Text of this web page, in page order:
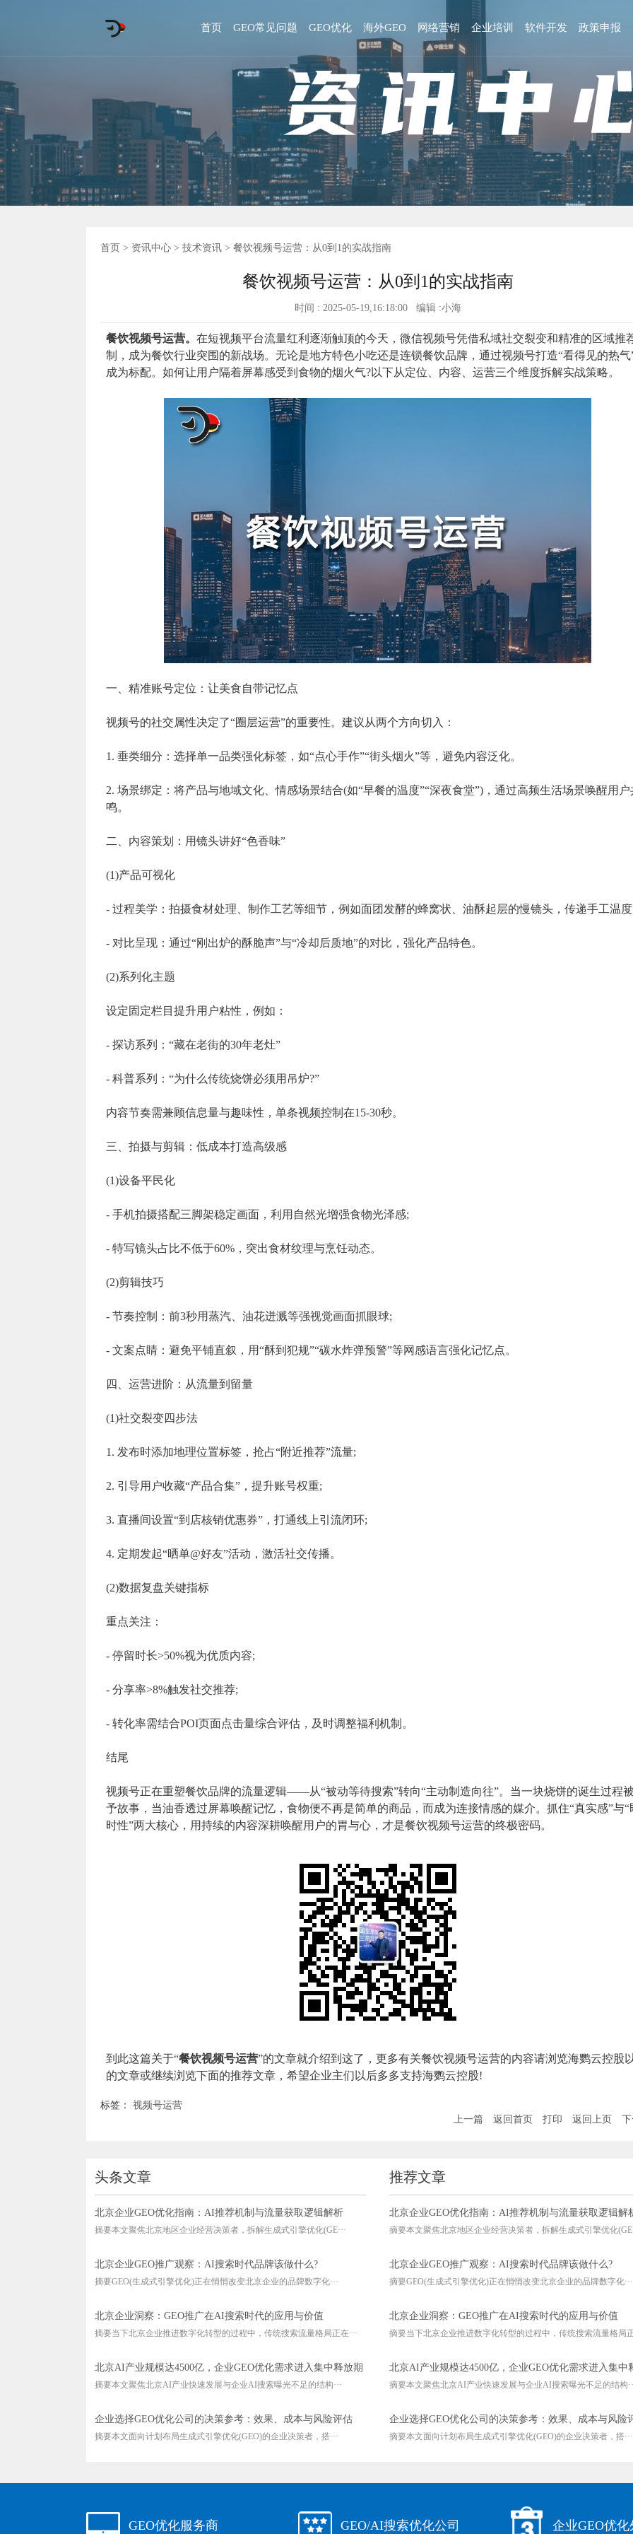
首页 GEO常见问题 GEO优化 海外GEO 网络营销 企业培训 软件开发 政策申报
首页 > 资讯中心 > 技术资讯 > 餐饮视频号运营：从0到1的实战指南
餐饮视频号运营：从0到1的实战指南
时间 : 2025-05-19,16:18:00 编辑 :小海
餐饮视频号运营。 在短视频平台流量红利逐渐触顶的今天，微信视频号凭借私域社交裂变和精准的区域推
制，成为餐饮行业突围的新战场。无论是地方特色小吃还是连锁餐饮品牌，通过视频号打造“看得见的热气
成为标配。如何让用户隔着屏幕感受到食物的烟火气?以下从定位、内容、运营三个维度拆解实战策略。
一、精准账号定位：让美食自带记忆点
视频号的社交属性决定了“圈层运营”的重要性。建议从两个方向切入：
1. 垂类细分：选择单一品类强化标签，如“点心手作”“街头烟火”等，避免内容泛化。
2. 场景绑定：将产品与地域文化、情感场景结合(如“早餐的温度”“深夜食堂”)，通过高频生活场景唤醒用户
鸣。
二、内容策划：用镜头讲好“色香味”
(1)产品可视化
- 过程美学：拍摄食材处理、制作工艺等细节，例如面团发酵的蜂窝状、油酥起层的慢镜头，传递手工温
- 对比呈现：通过“刚出炉的酥脆声”与“冷却后质地”的对比，强化产品特色。
(2)系列化主题
设定固定栏目提升用户粘性，例如：
- 探访系列：“藏在老街的30年老灶”
- 科普系列：“为什么传统烧饼必须用吊炉?”
内容节奏需兼顾信息量与趣味性，单条视频控制在15-30秒。
三、拍摄与剪辑：低成本打造高级感
(1)设备平民化
- 手机拍摄搭配三脚架稳定画面，利用自然光增强食物光泽感;
- 特写镜头占比不低于60%，突出食材纹理与烹饪动态。
(2)剪辑技巧
- 节奏控制：前3秒用蒸汽、油花迸溅等强视觉画面抓眼球;
- 文案点睛：避免平铺直叙，用“酥到犯规”“碳水炸弹预警”等网感语言强化记忆点。
四、运营进阶：从流量到留量
(1)社交裂变四步法
1. 发布时添加地理位置标签，抢占“附近推荐”流量;
2. 引导用户收藏“产品合集”，提升账号权重;
3. 直播间设置“到店核销优惠券”，打通线上引流闭环;
4. 定期发起“晒单@好友”活动，激活社交传播。
(2)数据复盘关键指标
重点关注：
- 停留时长>50%视为优质内容;
- 分享率>8%触发社交推荐;
- 转化率需结合POI页面点击量综合评估，及时调整福利机制。
结尾
视频号正在重塑餐饮品牌的流量逻辑——从“被动等待搜索”转向“主动制造向往”。当一块烧饼的诞生过程
予故事，当油香透过屏幕唤醒记忆，食物便不再是简单的商品，而成为连接情感的媒介。抓住“真实感”与“
时性”两大核心，用持续的内容深耕唤醒用户的胃与心，才是餐饮视频号运营的终极密码。
到此这篇关于“餐饮视频号运营”的文章就介绍到这了，更多有关餐饮视频号运营的内容请浏览海鹦云控股
的文章或继续浏览下面的推荐文章，希望企业主们以后多多支持海鹦云控股!
标签： 视频号运营
上一篇
返回首页 打印 返回上页
头条文章
北京企业GEO优化指南：AI推荐机制与流量获取逻辑解析
摘要本文聚焦北京地区企业经营决策者，拆解生成式引擎优化(GE···
北京企业GEO推广观察：AI搜索时代品牌该做什么?
摘要GEO(生成式引擎优化)正在悄悄改变北京企业的品牌数字化···
北京企业洞察：GEO推广在AI搜索时代的应用与价值
摘要当下北京企业推进数字化转型的过程中，传统搜索流量格局正在···
北京AI产业规模达4500亿，企业GEO优化需求进入集中释放期
摘要本文聚焦北京AI产业快速发展与企业AI搜索曝光不足的结构···
企业选择GEO优化公司的决策参考：效果、成本与风险评估
摘要本文面向计划布局生成式引擎优化(GEO)的企业决策者，搭···
推荐文章
北京企业GEO优化指南：AI推荐机制与流量获取逻辑解
摘要本文聚焦北京地区企业经营决策者，拆解生成式引擎优化
北京企业GEO推广观察：AI搜索时代品牌该做什么?
摘要GEO(生成式引擎优化)正在悄悄改变北京企业的品牌数字化···
北京企业洞察：GEO推广在AI搜索时代的应用与价值
摘要当下北京企业推进数字化转型的过程中，传统搜索流量格局正
北京AI产业规模达4500亿，企业GEO优化需求进入集中
摘要本文聚焦北京AI产业快速发展与企业AI搜索曝光不足的结构
企业选择GEO优化公司的决策参考：效果、成本与风险
摘要本文面向计划布局生成式引擎优化(GEO)的企业决策者，搭···
GEO优化服务商 GEO/AI搜索优化公司 企业GEO优